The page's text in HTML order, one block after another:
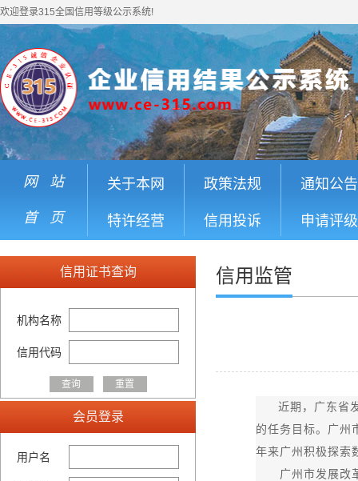
欢迎登录315全国信用等级公示系统!
网 站
首 页
关于本网
特许经营
政策法规
信用投诉
通知公告
申请评级
信用证书查询
机构名称
信用代码
会员登录
用户名
信用监管
近期，广东省
的任务目标。广州
年来广州积极探索
广州市发展改革